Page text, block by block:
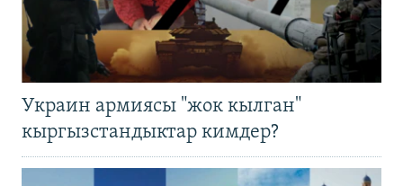
Украин армиясы "жок кылган"
кыргызстандыктар кимдер?